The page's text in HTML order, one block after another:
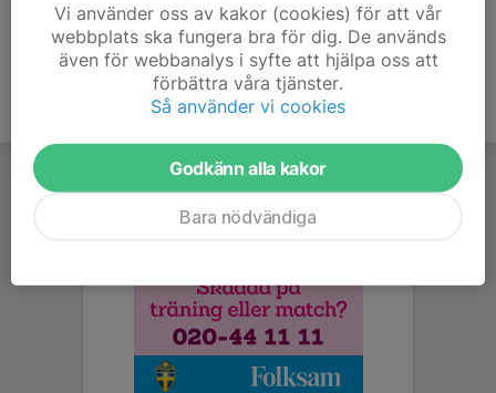
Vi använder oss av kakor (cookies) för att vår
webbplats ska fungera bra för dig. De används
även för webbanalys i syfte att hjälpa oss att
förbättra våra tjänster.
Så använder vi cookies
Godkänn alla kakor
Bara nödvändiga